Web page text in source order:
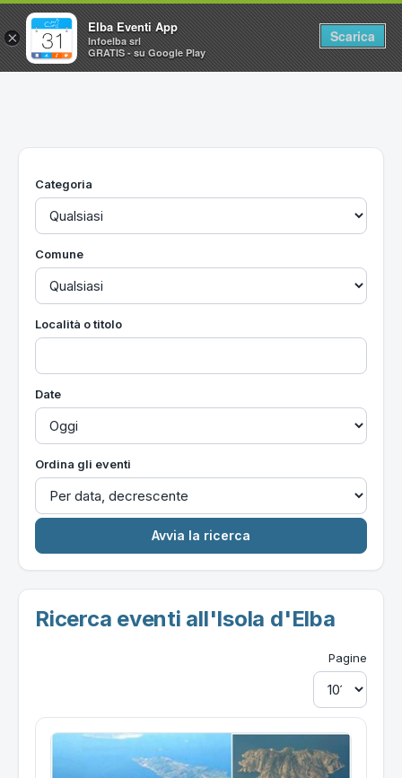
Home
Utilità
Categoria
Comune
Località o titolo
Date
Ordina gli eventi
Ricerca eventi all'Isola d'Elba
Pagine
×
Elba Eventi App
Infoelba srl
GRATIS - su Google Play
Scarica